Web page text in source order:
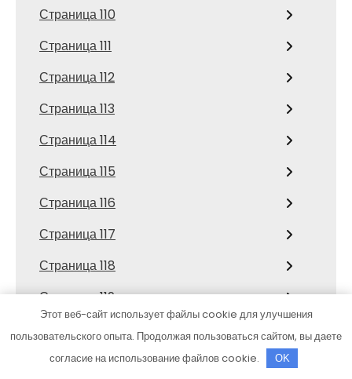
Страница 110
Страница 111
Страница 112
Страница 113
Страница 114
Страница 115
Страница 116
Страница 117
Страница 118
Страница 119
Страница 120
Этот веб-сайт использует файлы cookie для улучшения
пользовательского опыта. Продолжая пользоваться сайтом, вы даете
согласие на использование файлов cookie.
OK